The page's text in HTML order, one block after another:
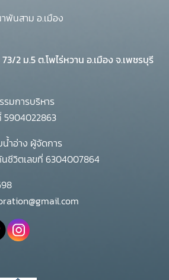
าพันสาม อ.เมือง
73/2 ม.5 ต.โพไร่หวาน อ.เมือง จ.เพชรบุรี
มการบริหาร
5904022863
อ่าง ผู้จัดการ
ชีวิตเลขที่ 6304007864